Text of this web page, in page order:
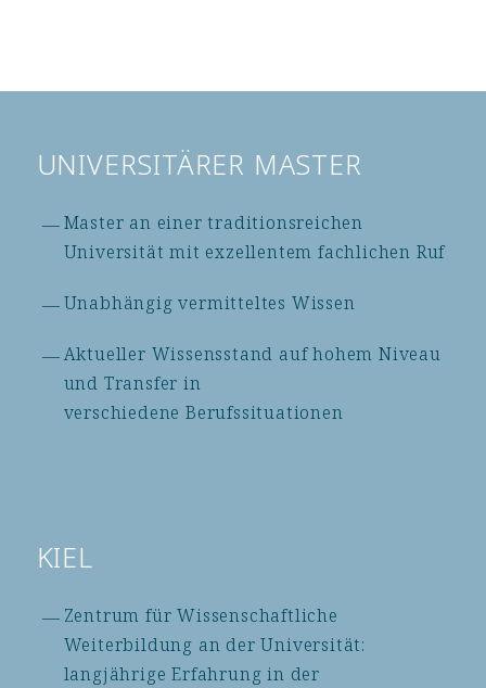
UNIVERSITÄRER MASTER
Master an einer traditionsreichen
Universität mit exzellentem fachlichen Ruf
Unabhängig vermitteltes Wissen
Aktueller Wissensstand auf hohem Niveau
und Transfer in
verschiedene Berufssituationen
KIEL
Zentrum für Wissenschaftliche
Weiterbildung an der Universität:
langjährige Erfahrung in der